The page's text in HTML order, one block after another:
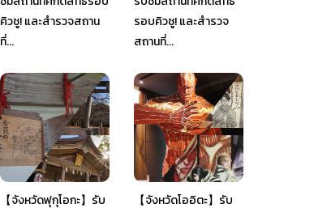
คิวชู! และสำรวจสถาน
ที่...
รอบคิวชู! และสำรวจ
สถานที่...
【จังหวัดฟุกุโอกะ】รับ
【จังหวัดโออิตะ】รับ